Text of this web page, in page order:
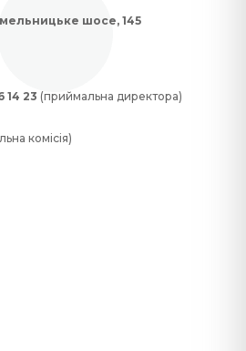
шосе, 145
14 23 (приймальна директора)
комісія)